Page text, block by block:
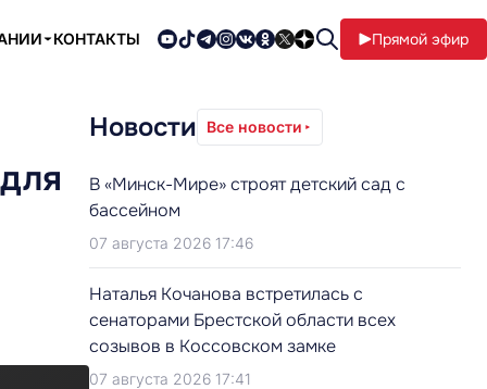
КОНТАКТЫ Прямой эфир
Новости Все новости
В «Минск-Мире» строят детский сад с
бассейном
07 августа 2026 17:46
Наталья Кочанова встретилась с
сенаторами Брестской области всех
созывов в Коссовском замке
07 августа 2026 17:41